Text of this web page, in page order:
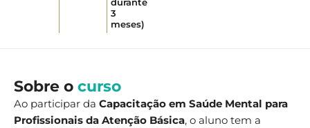
3
meses)
Sobre o curso
Ao participar da Capacitação em Saúde Mental para
Profissionais da Atenção Básica, o aluno tem a